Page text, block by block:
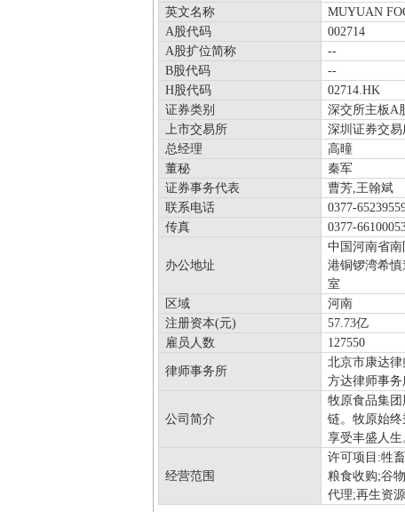
英文名称
MUYUAN
A股代码
002714
A股扩位简称
--
B股代码
--
H股代码
02714.HK
证券类别
深交所主板A
上市交易所
深圳证券交易
总经理
高曈
董秘
秦军
证券事务代表
曹芳,王翰斌
联系电话
0377-
传真
0377-
办公地址
中国河南省
港铜锣湾希慎
室
区域 河南
注册资本(元)
57.73亿
雇员人数
127550
律师事务所
北京市康达
方达律师事务
公司简介
牧原食品集
链。牧原始
享受丰盛人生
经营范围
许可项目:牲
粮食收购;谷
代理;再生资